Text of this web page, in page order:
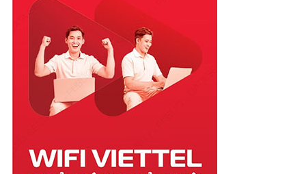
Quảng Ninh
Quảng Trị
Sóc Trăng
Sơn La
Tây Ninh
Thái Bình
Thái Nguyên
Thừa Thiên Huế
Tiền Giang